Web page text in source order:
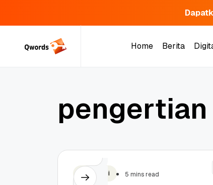
Home
Berita
pengertian
Teknologi 5 mins read